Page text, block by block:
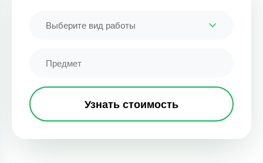
Выберите вид работы
Узнать стоимость